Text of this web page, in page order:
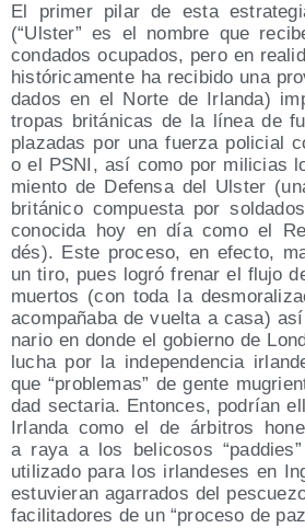
El pri­mer pilar de esta
(“Uls­ter” es el nom­bre que
con­da­dos ocu­pa­dos, pero en
his­tó­ri­ca­men­te ha reci­bi­do una
da­dos en el Nor­te de Irlan­da)
tro­pas bri­tá­ni­cas de la línea de
pla­za­das por una fuer­za poli­cial
o el PSNI, así como por mili­cias
mien­to de Defen­sa del Uls­ter
bri­tá­ni­co com­pues­ta por
cono­ci­da hoy en día como el
dés). Este pro­ce­so, en efec­to,
un tiro, pues logró fre­nar el flu­jo
muer­tos (con toda la
acom­pa­ña­ba de vuel­ta a casa)
na­rio en don­de el gobierno de
lucha por la inde­pen­den­cia
que “pro­ble­mas” de gen­te
dad sec­ta­ria. Enton­ces, podrían
Irlan­da como el de árbi­tros
a raya a los beli­co­sos
uti­li­za­do para los irlan­de­ses en
estu­vie­ran aga­rra­dos del
faci­li­ta­do­res de un “pro­ce­so de